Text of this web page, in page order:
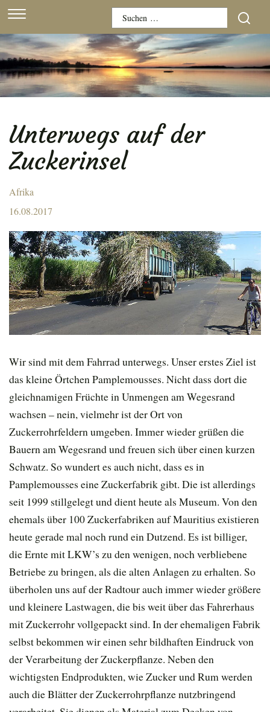
Skip
content
Suchen
nach:
Unterwegs auf der
Zuckerinsel
Afrika
Posted
16.08.2017
Wir sind mit dem Fahrrad unterwegs. Unser erstes Ziel ist
das kleine Örtchen Pamplemousses. Nicht dass dort die
gleichnamigen Früchte in Unmengen am Wegesrand
wachsen – nein, vielmehr ist der Ort von
Zuckerrohrfeldern umgeben. Immer wieder grüßen die
Bauern am Wegesrand und freuen sich über einen kurzen
Schwatz. So wundert es auch nicht, dass es in
Pamplemousses eine Zuckerfabrik gibt. Die ist allerdings
seit 1999 stillgelegt und dient heute als Museum. Von den
ehemals über 100 Zuckerfabriken auf Mauritius existieren
heute gerade mal noch rund ein Dutzend. Es ist billiger,
die Ernte mit LKW’s zu den wenigen, noch verbliebene
Betriebe zu bringen, als die alten Anlagen zu erhalten. So
überholen uns auf der Radtour auch immer wieder größere
und kleinere Lastwagen, die bis weit über das Fahrerhaus
mit Zuckerrohr vollgepackt sind. In der ehemaligen Fabrik
selbst bekommen wir einen sehr bildhaften Eindruck von
der Verarbeitung der Zuckerpflanze. Neben den
wichtigsten Endprodukten, wie Zucker und Rum werden
auch die Blätter der Zuckerrohrpflanze nutzbringend